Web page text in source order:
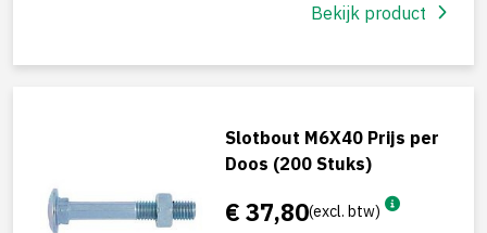
Bekijk product
Slotbout M6X40 Prijs per
Doos (200 Stuks)
€ 37,80(excl. btw)